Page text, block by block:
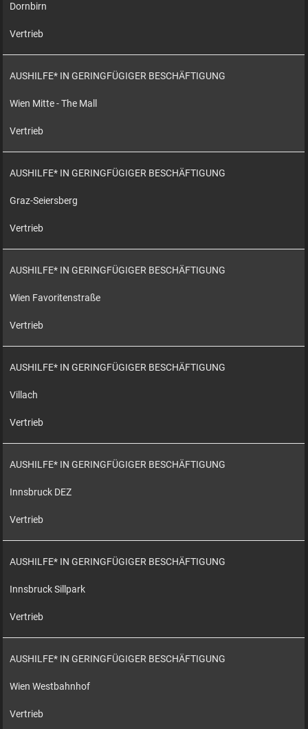
Dornbirn
Vertrieb
AUSHILFE* IN GERINGFÜGIGER BESCHÄFTIGUNG
Wien Mitte - The Mall
Vertrieb
AUSHILFE* IN GERINGFÜGIGER BESCHÄFTIGUNG
Graz-Seiersberg
Vertrieb
AUSHILFE* IN GERINGFÜGIGER BESCHÄFTIGUNG
Wien Favoritenstraße
Vertrieb
AUSHILFE* IN GERINGFÜGIGER BESCHÄFTIGUNG
Villach
Vertrieb
AUSHILFE* IN GERINGFÜGIGER BESCHÄFTIGUNG
Innsbruck DEZ
Vertrieb
AUSHILFE* IN GERINGFÜGIGER BESCHÄFTIGUNG
Innsbruck Sillpark
Vertrieb
AUSHILFE* IN GERINGFÜGIGER BESCHÄFTIGUNG
Wien Westbahnhof
Vertrieb